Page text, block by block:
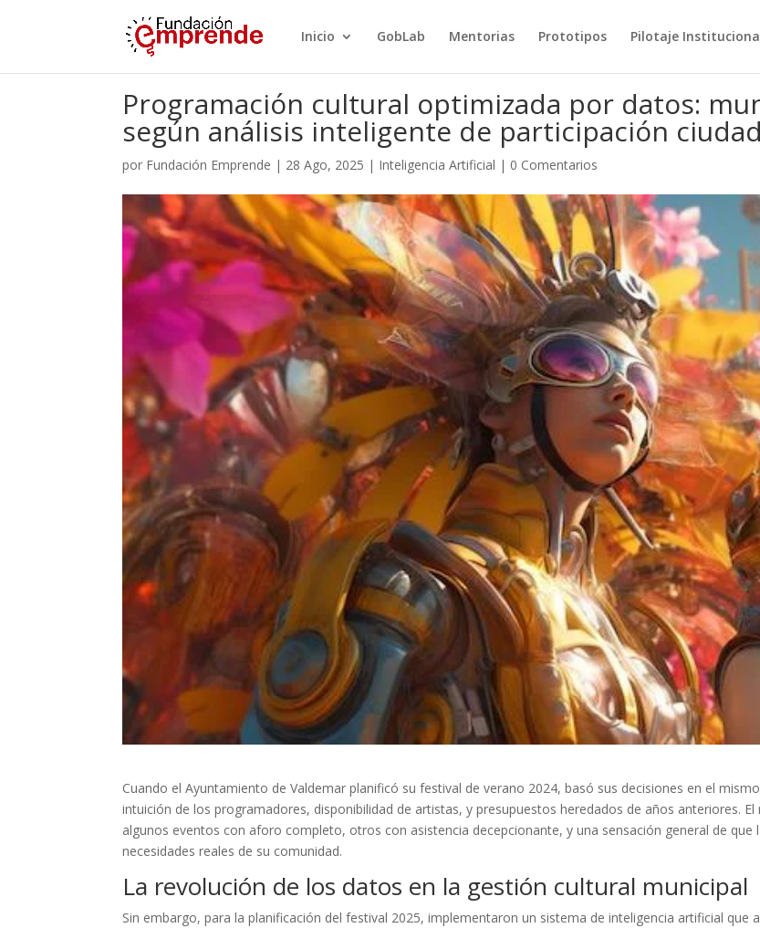
Inicio GobLab Mentorias Prototipos Pilotaje
Programación cultural optimizada por datos:
según análisis inteligente de participación
por Fundación Emprende | 28 Ago, 2025 | Inteligencia Artificial | 0 Comentarios
Cuando el Ayuntamiento de Valdemar planificó su festival de verano 2024, basó sus decisiones en el
intuición de los programadores, disponibilidad de artistas, y presupuestos heredados de años anteriores.
algunos eventos con aforo completo, otros con asistencia decepcionante, y una sensación general de
necesidades reales de su comunidad.
La revolución de los datos en la gestión cultural municipal
Sin embargo, para la planificación del festival 2025, implementaron un sistema de inteligencia artificial